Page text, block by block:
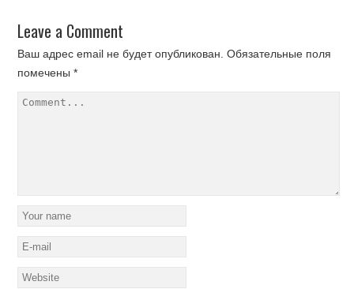
Leave a Comment
Ваш адрес email не будет опубликован. Обязательные поля
помечены*